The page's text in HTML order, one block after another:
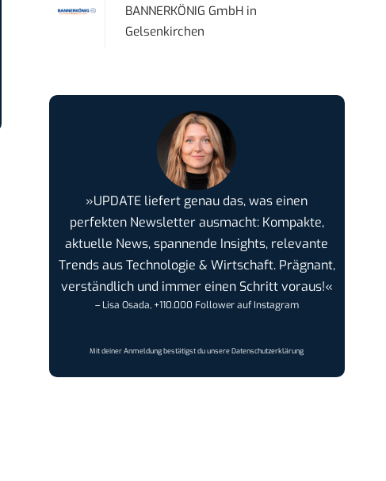
BANNERKÖNIG GmbH in
Gelsenkirchen
»UPDATE liefert genau das, was einen
perfekten Newsletter ausmacht: Kompakte,
aktuelle News, spannende Insights, relevante
Trends aus Technologie & Wirtschaft. Prägnant,
verständlich und immer einen Schritt voraus!«
– Lisa Osada, +110.000 Follower auf Instagram
Mit deiner Anmeldung bestätigst du unsereDatenschutzerklärung